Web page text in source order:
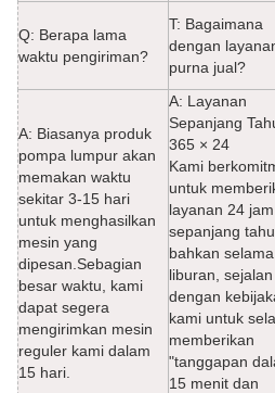
Q: Berapa lama
waktu pengiriman?
T: Bagaimana
dengan
purna jual?
A: Biasanya produk
pompa lumpur akan
memakan waktu
sekitar 3-15 hari
untuk menghasilkan
mesin yang
dipesan.Sebagian
besar waktu, kami
dapat segera
mengirimkan mesin
reguler kami dalam
15 hari.
A: Layanan
Sepanjang
365 × 24
Kami
untuk
layanan 24 jam
sepanjang
bahkan selama
liburan, sejalan
dengan
kami untuk
memberikan
"tanggapan
15 menit dan